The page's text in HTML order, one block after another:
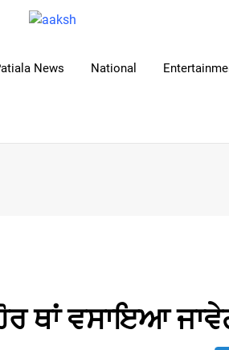
News National
ਥਾਂ ਵਸਾਇਆ